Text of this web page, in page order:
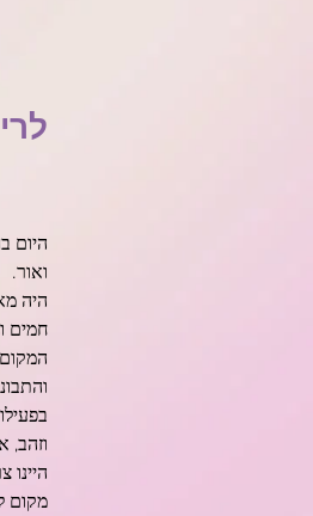
היום
ואור.
היה
חמים
וזהב,
מקום